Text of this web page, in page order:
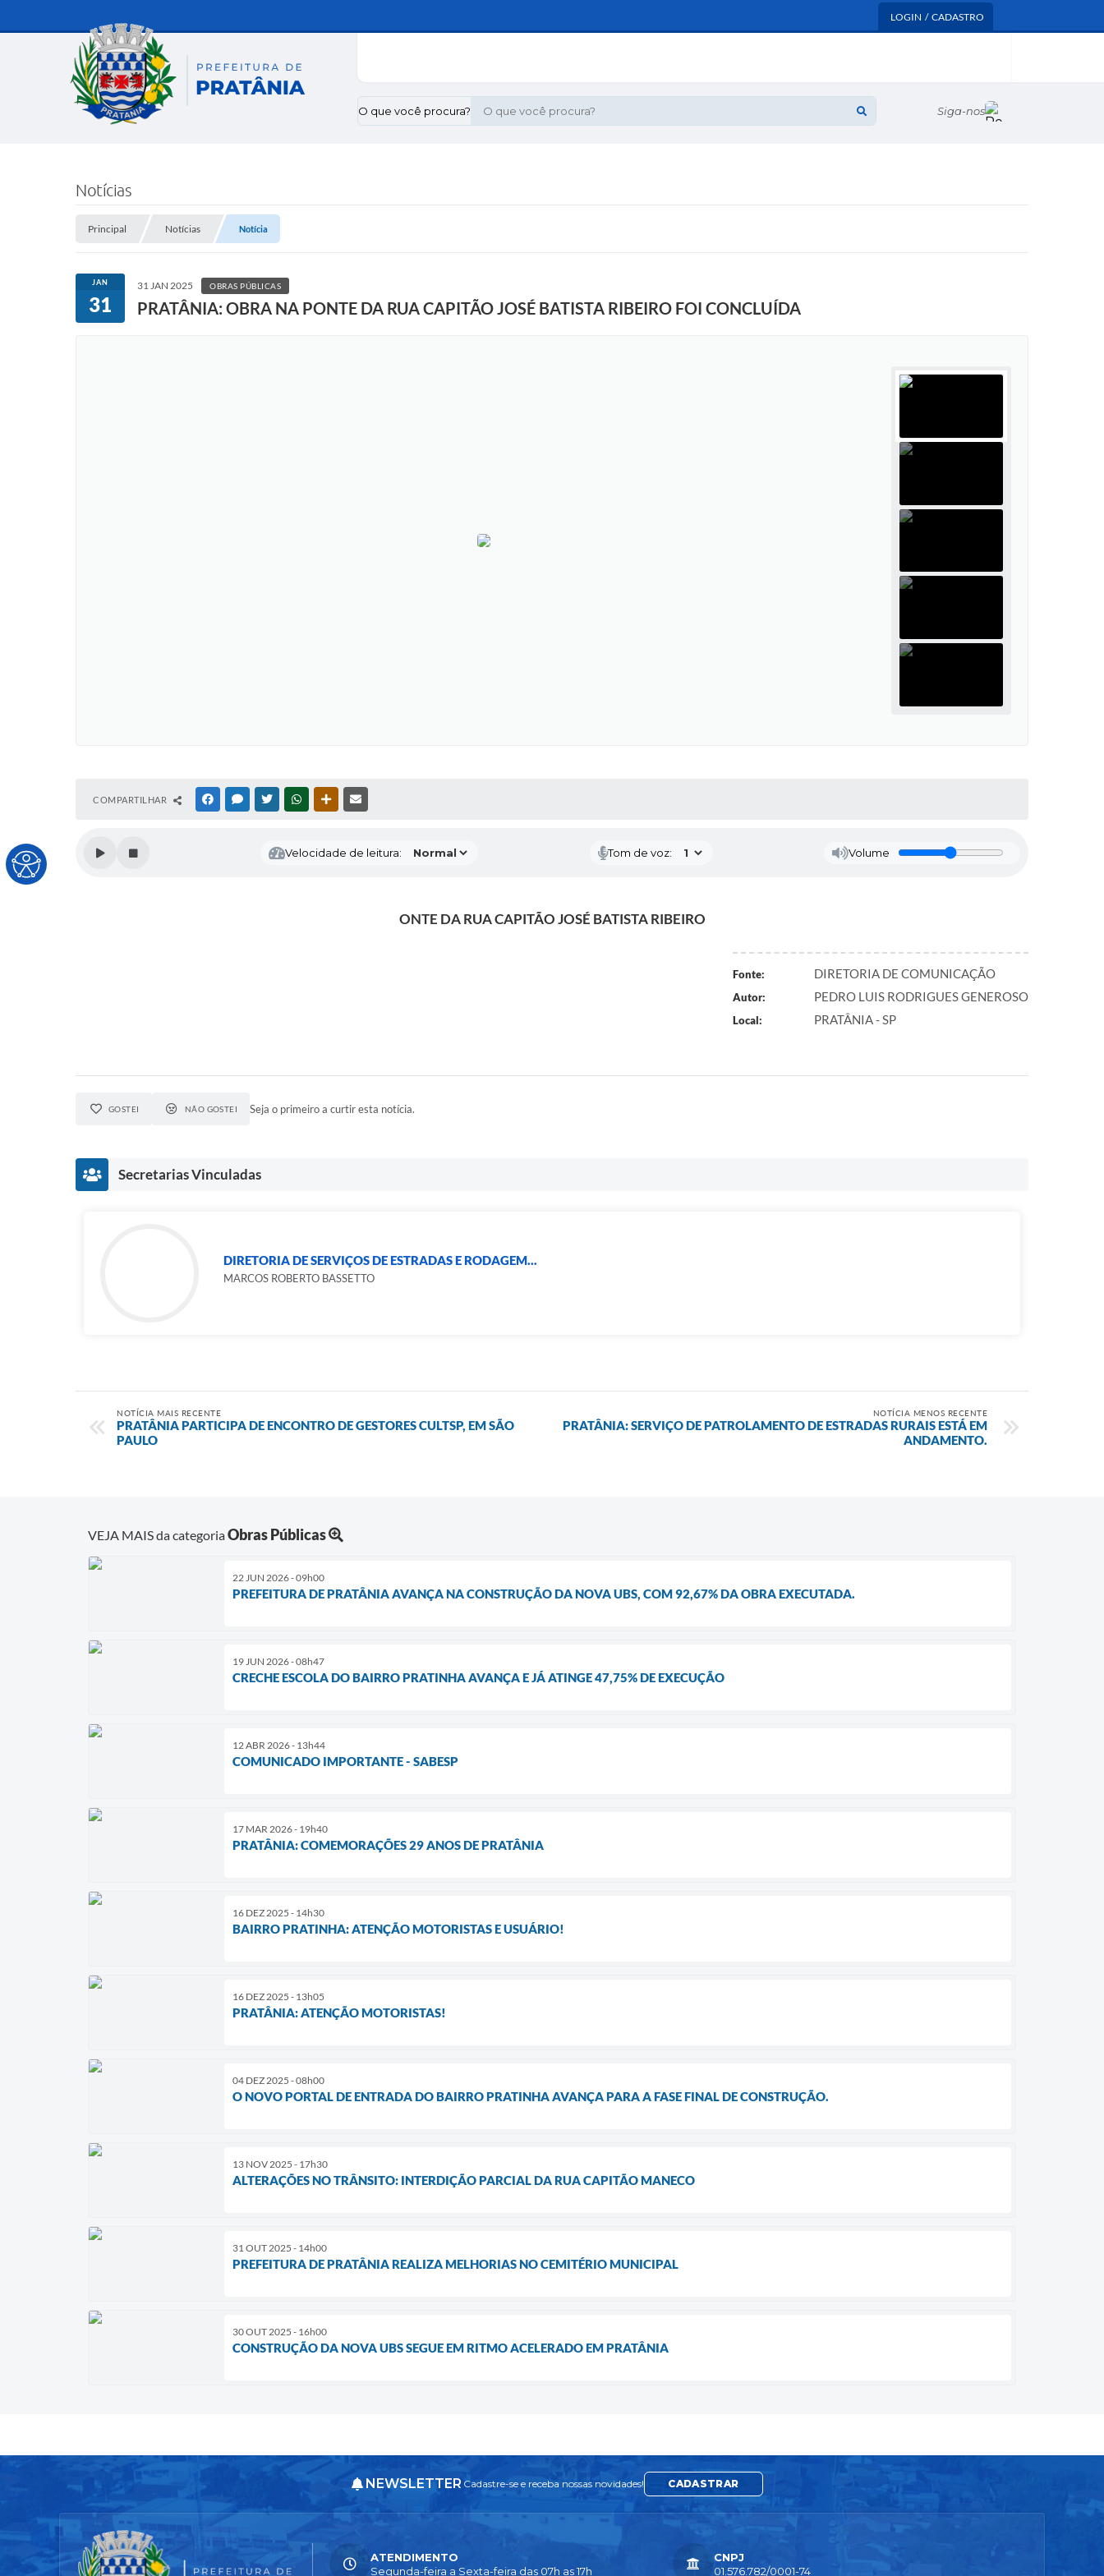
LOGIN / CADASTRO
O que você procura? Siga-nos
Notícias
Principal Notícias Notícia
JAN
31
31 JAN 2025 OBRAS PÚBLICAS
PRATÂNIA: OBRA NA PONTE DA RUA CAPITÃO JOSÉ BATISTA RIBEIRO FOI CONCLUÍDA
COMPARTILHAR FACEBOOKMESSENGER
TWITTERWHATSAPPOUTRAS MÍDIAS
Velocidade de leitura: Tom de voz: Volume
ONTE DA RUA CAPITÃO JOSÉ BATISTA RIBEIRO
Fonte: DIRETORIA DE COMUNICAÇÃO
Autor: PEDRO LUIS RODRIGUES GENEROSO
Local: PRATÂNIA - SP
GOSTEI NÃO GOSTEI Seja o primeiro a curtir esta notícia.
Secretarias Vinculadas
DIRETORIA DE SERVIÇOS DE ESTRADAS E RODAGEM...
MARCOS ROBERTO BASSETTO
NOTÍCIA MAIS RECENTE
PRATÂNIA PARTICIPA DE ENCONTRO DE GESTORES CULTSP, EM SÃO
PAULO
NOTÍCIA MENOS RECENTE
PRATÂNIA: SERVIÇO DE PATROLAMENTO DE ESTRADAS RURAIS ESTÁ EM
ANDAMENTO.
VEJA MAIS da categoriaObras Públicas
22 JUN 2026 - 09h00
PREFEITURA DE PRATÂNIA AVANÇA NA CONSTRUÇÃO DA NOVA UBS, COM 92,67% DA OBRA EXECUTADA.
19 JUN 2026 - 08h47
CRECHE ESCOLA DO BAIRRO PRATINHA AVANÇA E JÁ ATINGE 47,75% DE EXECUÇÃO
12 ABR 2026 - 13h44
COMUNICADO IMPORTANTE - SABESP
17 MAR 2026 - 19h40
PRATÂNIA: COMEMORAÇÕES 29 ANOS DE PRATÂNIA
16 DEZ 2025 - 14h30
BAIRRO PRATINHA: ATENÇÃO MOTORISTAS E USUÁRIO!
16 DEZ 2025 - 13h05
PRATÂNIA: ATENÇÃO MOTORISTAS!
04 DEZ 2025 - 08h00
O NOVO PORTAL DE ENTRADA DO BAIRRO PRATINHA AVANÇA PARA A FASE FINAL DE CONSTRUÇÃO.
13 NOV 2025 - 17h30
ALTERAÇÕES NO TRÂNSITO: INTERDIÇÃO PARCIAL DA RUA CAPITÃO MANECO
31 OUT 2025 - 14h00
PREFEITURA DE PRATÂNIA REALIZA MELHORIAS NO CEMITÉRIO MUNICIPAL
30 OUT 2025 - 16h00
CONSTRUÇÃO DA NOVA UBS SEGUE EM RITMO ACELERADO EM PRATÂNIA
NEWSLETTER Cadastre-se e receba nossas novidades! CADASTRAR
ATENDIMENTO
Segunda-feira a Sexta-feira das 07h as 17h
CNPJ
01.576.782/0001-74